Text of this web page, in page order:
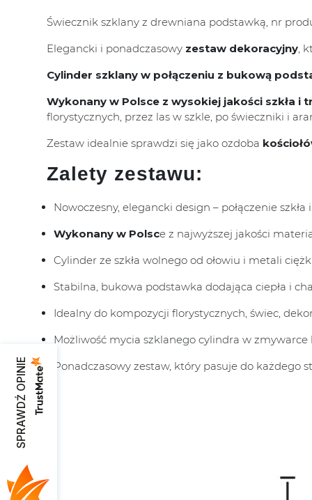
Świecznik szklany z drewniana podstawką, nr
Elegancki i ponadczasowy zestaw dekoracyjny ,
Cylinder szklany w połączeniu z bukową
Wykonany w Polsce z wysokiej jakości szkła i
florystycznych, przez las w szkle, po świeczniki i
Zestaw idealnie sprawdzi się jako ozdoba
Zalety zestawu:
Nowoczesny, elegancki design – połączenie
Wykonany w Polsce z najwyższej jakości
Cylinder ze szkła wolnego od ołowiu i metali
Stabilna, bukowa podstawka dodająca ciepła i
Idealny do kompozycji florystycznych, świec,
Możliwość mycia szklanego cylindra w
Ponadczasowy zestaw, który pasuje do każdego
SPRAWDŹ OPINIE